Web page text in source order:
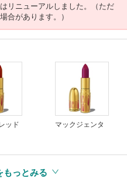
リニューアルしました。（ただ
合があります。）
ッド マックジェンタ
もっとみる